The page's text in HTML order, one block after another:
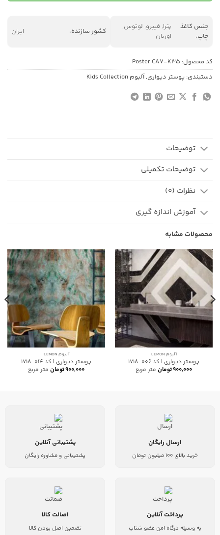
جنس کاغذ
چاپ:
پترا, فیبرو, لوتوس,
اوربان
کشور سازنده: ایران
کد محصول: Poster CA7-K35
دستبندی: پوستر دیواری,آلبوم Kids Collection
توضیحات
توضیحات تکمیلی
نظرات (0)
آموزش اندازه گیری
محصولات مشابه
آلبوم LEMON
پوستر دیواری | کد 006-1718
۹۰۰,۰۰۰تومان متر مربع
آلبوم LEMON
پوستر دیواری | کد 014-1718
۹۰۰,۰۰۰تومان متر مربع
ارسال رایگان
خرید بالای 100 میلیون تومان
پشتیبانی آنلاین
پشتیبانی و مشاوره رایگان
پرداخت آنلاین
به وسیله درگاه امن عضو شتاب
اصالت کالا
تضمین اصل بودن کالا